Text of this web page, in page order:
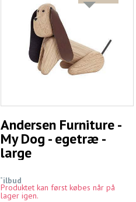
Andersen Furniture -
My Dog - egetræ -
large
Tilbud
Produktet kan først købes når på
lager igen.